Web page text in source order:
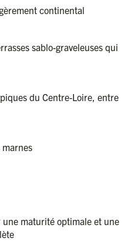
continental
sablo-graveleuses qui
du Centre-Loire, entre
une maturité optimale et une